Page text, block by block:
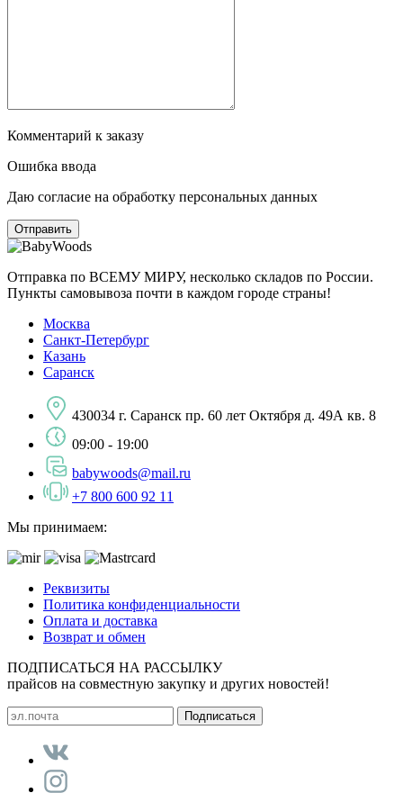
Комментарий к заказу
Ошибка ввода
Даю согласие на обработку персональных данных
Отправка по ВСЕМУ МИРУ, несколько складов по России.
Пункты самовывоза почти в каждом городе страны!
Москва
Санкт-Петербург
Казань
Саранск
430034 г. Саранск пр. 60 лет Октября д. 49А кв. 8
09:00 - 19:00
babywoods@mail.ru
+7 800 600 92 11
Мы принимаем:
Реквизиты
Политика конфиденциальности
Оплата и доставка
Возврат и обмен
ПОДПИСАТЬСЯ НА РАССЫЛКУ
прайсов на совместную закупку и других новостей!